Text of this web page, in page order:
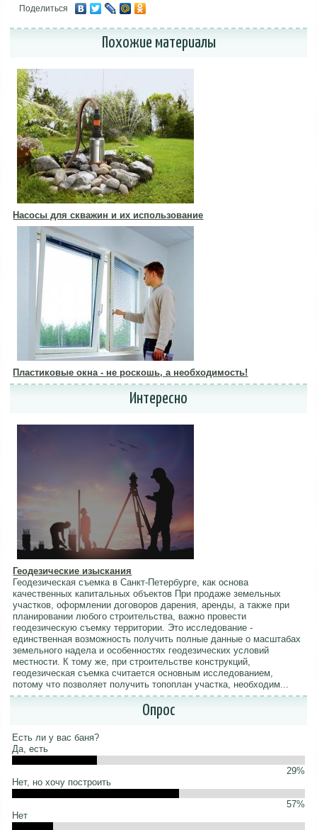
Поделиться
Похожие материалы
Насосы для скважин и их использование
Пластиковые окна - не роскошь, а необходимость!
Интересно
Геодезические изыскания
Геодезическая съемка в Санкт-Петербурге, как основа
качественных капитальных объектов При продаже земельных
участков, оформлении договоров дарения, аренды, а также при
планировании любого строительства, важно провести
геодезическую съемку территории. Это исследование -
единственная возможность получить полные данные о масштабах
земельного надела и особенностях геодезических условий
местности. К тому же, при строительстве конструкций,
геодезическая съемка считается основным исследованием,
потому что позволяет получить топоплан участка, необходим...
Опрос
Есть ли у вас баня?
Да, есть
29%
Нет, но хочу построить
57%
Нет